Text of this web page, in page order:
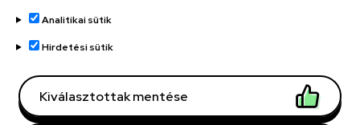
Adatvédelem
Adatvédelem
Régi oldal
Technikai információk
Analitikai sütik
Hirdetési sütik
Kiválasztottak mentése